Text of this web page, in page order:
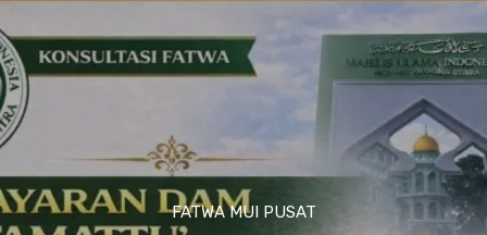
FATWA MUI PUSAT